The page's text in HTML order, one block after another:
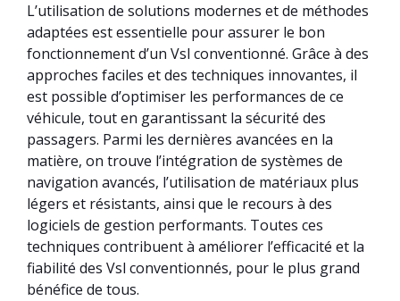
L’utilisation de solutions modernes et de méthodes
adaptées est essentielle pour assurer le bon
fonctionnement d’un Vsl conventionné. Grâce à des
approches faciles et des techniques innovantes, il
est possible d’optimiser les performances de ce
véhicule, tout en garantissant la sécurité des
passagers. Parmi les dernières avancées en la
matière, on trouve l’intégration de systèmes de
navigation avancés, l’utilisation de matériaux plus
légers et résistants, ainsi que le recours à des
logiciels de gestion performants. Toutes ces
techniques contribuent à améliorer l’efficacité et la
fiabilité des Vsl conventionnés, pour le plus grand
bénéfice de tous.